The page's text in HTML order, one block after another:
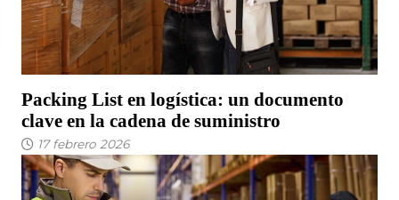
Packing List en logística: un documento
clave en la cadena de suministro
17 febrero 2026